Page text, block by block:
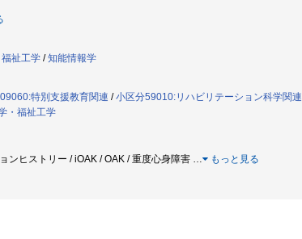
祉工学 /知能情報学
特別支援教育関連 /小区分59010:リハビリテーション科学関連
・福祉工学
ンヒストリー / iOAK / OAK / 重度心身障害 … もっと見る